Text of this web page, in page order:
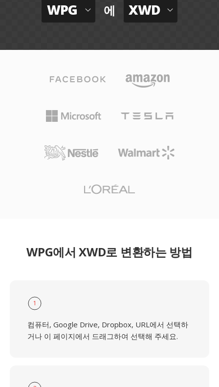
WPG 에 XWD
WPG에서 XWD로 변환하는 방법
1
컴퓨터, Google Drive, Dropbox, URL에서 선택하
거나 이 페이지에서 드래그하여 선택해 주세요.